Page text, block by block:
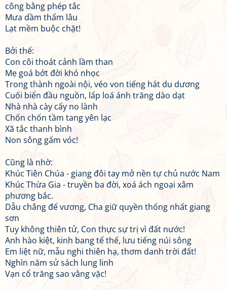
công bằng phép tắc
Mưa dầm thấm lâu
Lạt mềm buộc chặt!
Bởi thế:
Con côi thoát cảnh lầm than
Mẹ goá bớt đời khó nhọc
Trong thành ngoài nội, véo von tiếng hát du dương
Cuối biển đầu nguồn, lấp loá ánh trăng dào dạt
Nhà nhà cày cấy no lành
Chốn chốn tầm tang yên lạc
Xã tắc thanh bình
Non sông gấm vóc!
Cũng là nhờ:
Khúc Tiên Chúa - giang đôi tay mở nền tự chủ nước Nam
Khúc Thừa Gia - truyền ba đời, xoá ách ngoại xâm
phương bắc.
Dẫu chẳng đế vương, Cha giữ quyền thống nhất giang
sơn
Tuy không thiên tử, Con thực sự trị vì đất nước!
Anh hào kiệt, kinh bang tế thế, lưu tiếng núi sông
Em liệt nữ, mẫu nghi thiên hạ, thơm danh trời đất!
Nghìn năm sử sách lung linh
Vạn cổ trăng sao vằng vặc!